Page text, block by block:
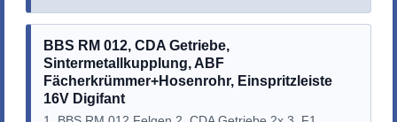
BBS RM 012, CDA Getriebe,
Sintermetallkupplung, ABF
Fächerkrümmer+Hosenrohr, Einspritzleiste
16V Digifant